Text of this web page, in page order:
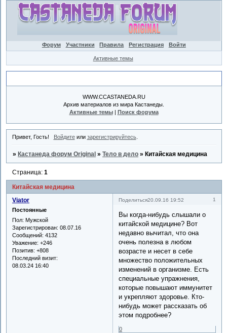
Форум Участники Правила Регистрация Войти
Активные темы
WWW.CCASTANEDA.RU
Архив материалов из мира Кастанеды.
Активные темы| Поиск форума
Привет, Гость! Войдитеили зарегистрируйтесь.
» Кастанеда форум Original »Тело в дело » Китайская медицина
Китайская медицина
Страница:1
Поделиться 1
20.09.16 19:52
Viator
Постоянные
Пол: Мужской
Зарегистрирован: 08.07.16
Сообщений: 4132
Уважение: +246
Позитив: +808
Последний визит:
08.03.24 16:40
Вы когда-нибудь слышали о
китайской медицине? Вот
недавно вычитал, что она
очень полезна в любом
возрасте и несет в себе
множество положительных
изменений в организме. Есть
специальные упражнения,
которые повышают иммунитет
и укрепляют здоровье. Кто-
нибудь может рассказать об
этом подробнее?
0